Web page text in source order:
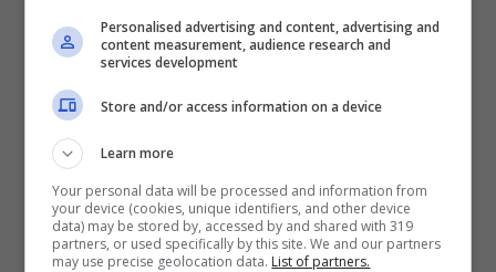
siamo sbloccati speriamo che continui così.
Era una fuga ben composta da diversi nomi
importanti. In salita ho visto Alaphilippe che
attaccava mentre io preferivo gestirmi e
salire il più regolare possibile per poi fare uno
sprint al Gpm in modo da rientrare. Poi
sapevo che in discesa me la cavo
Personalised advertising and content, advertising and
content measurement, audience research and
services development
Store and/or access information on a device
Learn more
Your personal data will be processed and information from
your device (cookies, unique identifiers, and other device
data) may be stored by, accessed by and shared with 319
partners, or used specifically by this site. We and our partners
may use precise geolocation data. List of partners.